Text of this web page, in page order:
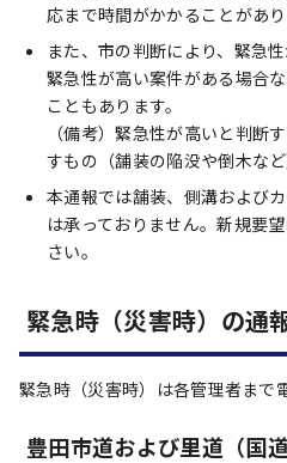
応まで時間がかかることがあり
また、市の判断により、緊急
緊急性が高い案件がある場合
こともあります。
（備考）緊急性が高いと判断
すもの（舗装の陥没や倒木など
本通報では舗装、側溝および
は承っておりません。新規要
さい。
緊急時（災害時）の通
緊急時（災害時）は各管理者まで
豊田市道および里道（国